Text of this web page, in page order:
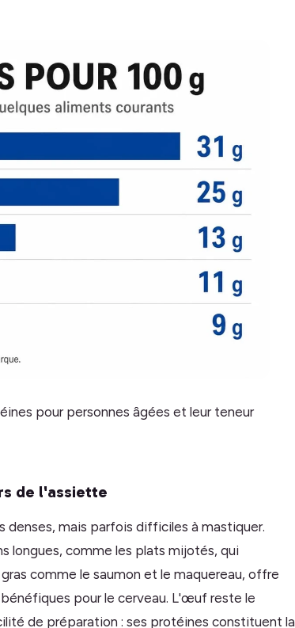
pour personnes âgées et leur teneur
de l'assiette
denses, mais parfois difficiles à mastiquer.
longues, comme les plats mijotés, qui
comme le saumon et le maquereau, offre
pour le cerveau. L'œuf reste le
de préparation : ses protéines constituent la